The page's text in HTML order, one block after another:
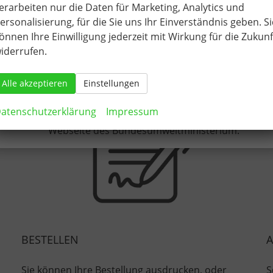
der
BESTELLEN
Sie können Ihre Bestellung ausdrucken, oder
nur die Daten für Marketing, Analytics und
für die Sie uns Ihr Einverständnis geben.
Ihre Einwilligung jederzeit mit Wirkung für die
Alle akzeptieren Einstellungen
Impressum
Die Erstzulassung findet somit in Deutschland statt.
Nach den bisher vorliegenden Informationen sind EU-
sonstigen Kriterien (Einkommensgrenzen etc.) erfüllt
Detailierte Informationen entnehmen Sie bitte auf der
Webseite des Bundesumweltministerium.